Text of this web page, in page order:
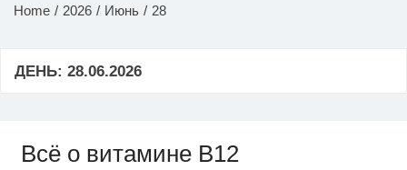
Home 2026 Июнь 28
ДЕНЬ: 28.06.2026
Всё о витамине B12